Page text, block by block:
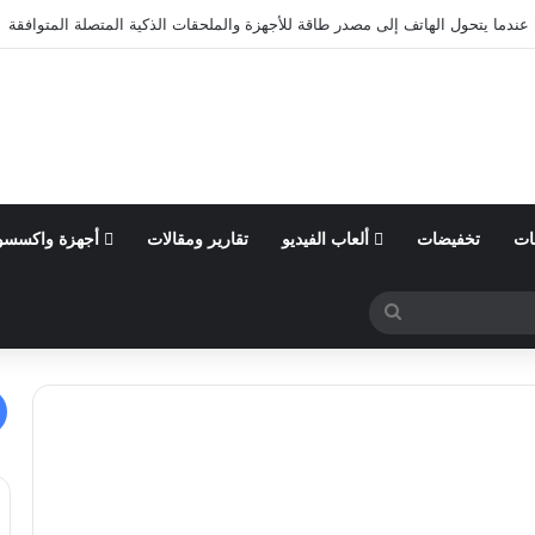
يتحول الهاتف إلى مصدر طاقة للأجهزة والملحقات الذكية المتصلة المتوافقة
تخفيضات ألعاب الفيديو تقارير ومقالات أجهزة
عن